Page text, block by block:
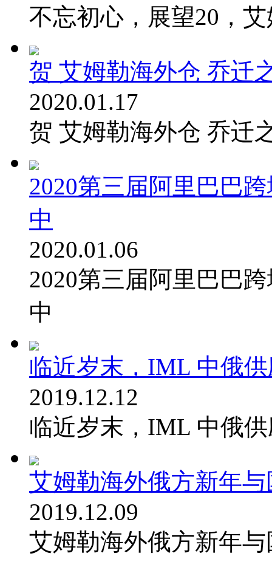
不忘初心，展望20，
贺 艾姆勒海外仓 乔迁
2020.01.17
贺 艾姆勒海外仓 乔迁
2020第三届阿里巴巴
中
2020.01.06
2020第三届阿里巴巴
中
临近岁末，IML 中俄
2019.12.12
临近岁末，IML 中俄
艾姆勒海外俄方新年
2019.12.09
艾姆勒海外俄方新年